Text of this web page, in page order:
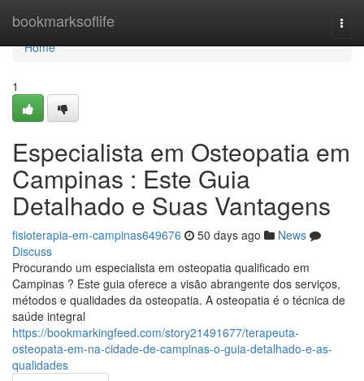
bookmarksoflife
Home
Home
1
Especialista em Osteopatia em
Campinas : Este Guia
Detalhado e Suas Vantagens
fisioterapia-em-campinas649676 50 days ago
News
Discuss
Procurando um especialista em osteopatia qualificado em
Campinas ? Este guia oferece a visão abrangente dos serviços,
métodos e qualidades da osteopatia. A osteopatia é o técnica de
saúde integral
https://bookmarkingfeed.com/story21491677/terapeuta-
osteopata-em-na-cidade-de-campinas-o-guia-detalhado-e-as-
qualidades